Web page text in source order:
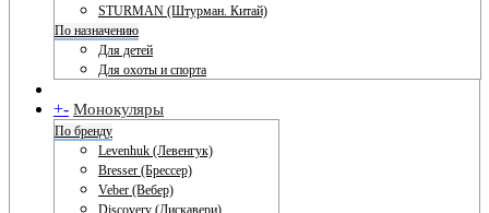
STURMAN (Штурман. Китай)
По назначению
Для детей
Для охоты и спорта
+- Монокуляры
По бренду
Levenhuk (Левенгук)
Bresser (Брессер)
Veber (Вебер)
Discovery (Дискавери)